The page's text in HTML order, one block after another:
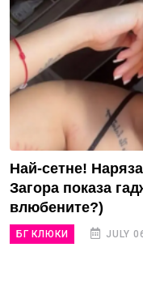
Най-сетне!
Загора показа
влюбените?)
БГ КЛЮКИ JULY